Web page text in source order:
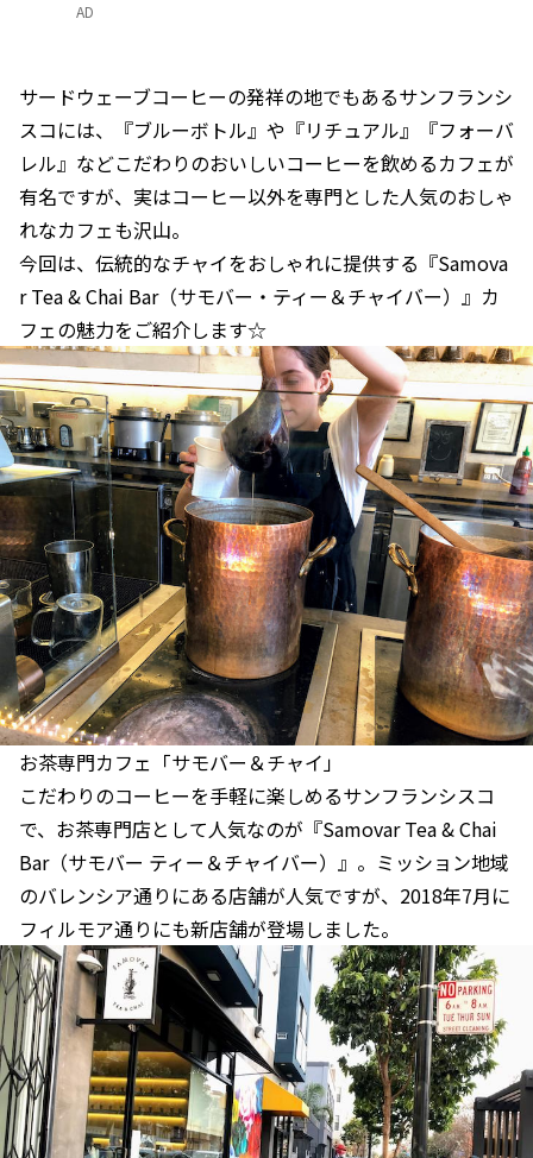
AD
サードウェーブコーヒーの発祥の地でもあるサンフランシ
スコには、『ブルーボトル』や『リチュアル』『フォーバ
レル』などこだわりのおいしいコーヒーを飲めるカフェが
有名ですが、実はコーヒー以外を専門とした人気のおしゃ
れなカフェも沢山。
今回は、伝統的なチャイをおしゃれに提供する『Samova
r Tea & Chai Bar（サモバー・ティー＆チャイバー）』カ
フェの魅力をご紹介します☆
お茶専門カフェ「サモバー＆チャイ」
こだわりのコーヒーを手軽に楽しめるサンフランシスコ
で、お茶専門店として人気なのが『Samovar Tea & Chai
Bar（サモバー ティー＆チャイバー）』。ミッション地域
のバレンシア通りにある店舗が人気ですが、2018年7月に
フィルモア通りにも新店舗が登場しました。